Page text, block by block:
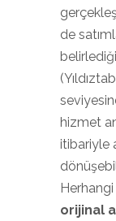
de
hizmet
itibariyle
orijinal